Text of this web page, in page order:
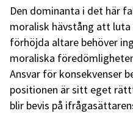
Den dominanta i det här
moralisk hävstång att
förhöjda altare behöver
moraliska
Ansvar för konsekvenser
positionen är sitt eget
blir bevis på